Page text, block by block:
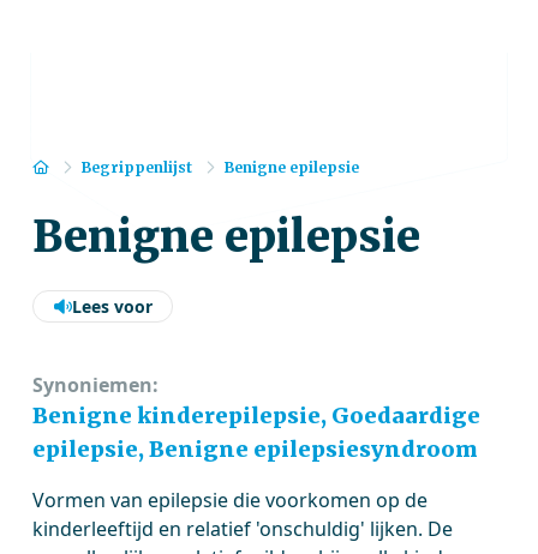
HomeBegrippenlijst Benigne epilepsie
Benigne epilepsie
Lees voor
Synoniemen:
Benigne kinderepilepsie, Goedaardige
epilepsie, Benigne epilepsiesyndroom
Vormen van epilepsie die voorkomen op de
kinderleeftijd en relatief 'onschuldig' lijken. De